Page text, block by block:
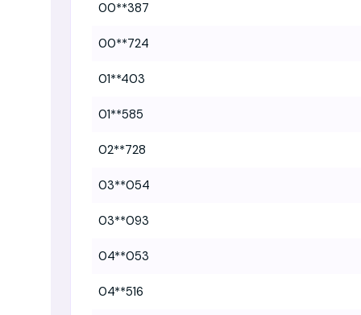
00**387
00**724
01**403
01**585
02**728
03**054
03**093
04**053
04**516